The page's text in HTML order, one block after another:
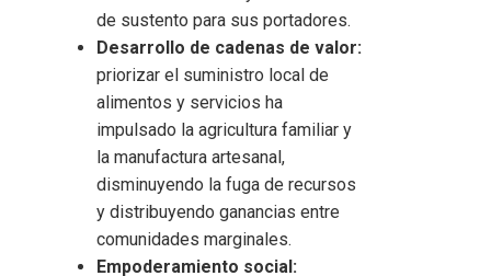
de sustento para sus portadores.
Desarrollo de cadenas de valor:
priorizar el suministro local de
alimentos y servicios ha
impulsado la agricultura familiar y
la manufactura artesanal,
disminuyendo la fuga de recursos
y distribuyendo ganancias entre
comunidades marginales.
Empoderamiento social: